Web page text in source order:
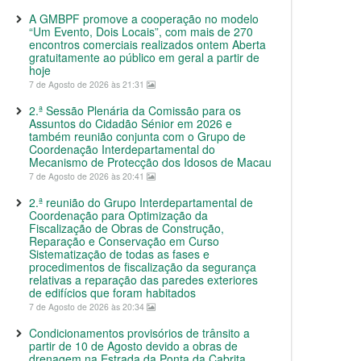
A GMBPF promove a cooperação no modelo
“Um Evento, Dois Locais”, com mais de 270
encontros comerciais realizados ontem Aberta
gratuitamente ao público em geral a partir de
hoje
7 de Agosto de 2026 às 21:31
2.ª Sessão Plenária da Comissão para os
Assuntos do Cidadão Sénior em 2026 e
também reunião conjunta com o Grupo de
Coordenação Interdepartamental do
Mecanismo de Protecção dos Idosos de Macau
7 de Agosto de 2026 às 20:41
2.ª reunião do Grupo Interdepartamental de
Coordenação para Optimização da
Fiscalização de Obras de Construção,
Reparação e Conservação em Curso
Sistematização de todas as fases e
procedimentos de fiscalização da segurança
relativas a reparação das paredes exteriores
de edifícios que foram habitados
7 de Agosto de 2026 às 20:34
Condicionamentos provisórios de trânsito a
partir de 10 de Agosto devido a obras de